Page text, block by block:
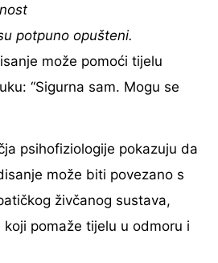
potpuno opušteni.
može pomoći tijelu
“Sigurna sam. Mogu se
psihofiziologije pokazuju da
može biti povezano s
živčanog sustava,
pomaže tijelu u odmoru i